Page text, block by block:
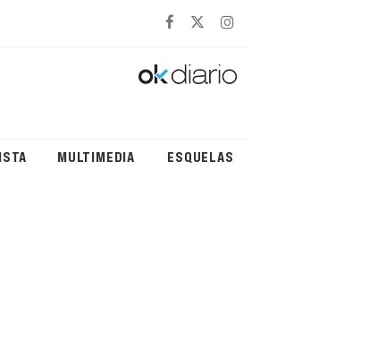
MULTIMEDIA ESQUELAS